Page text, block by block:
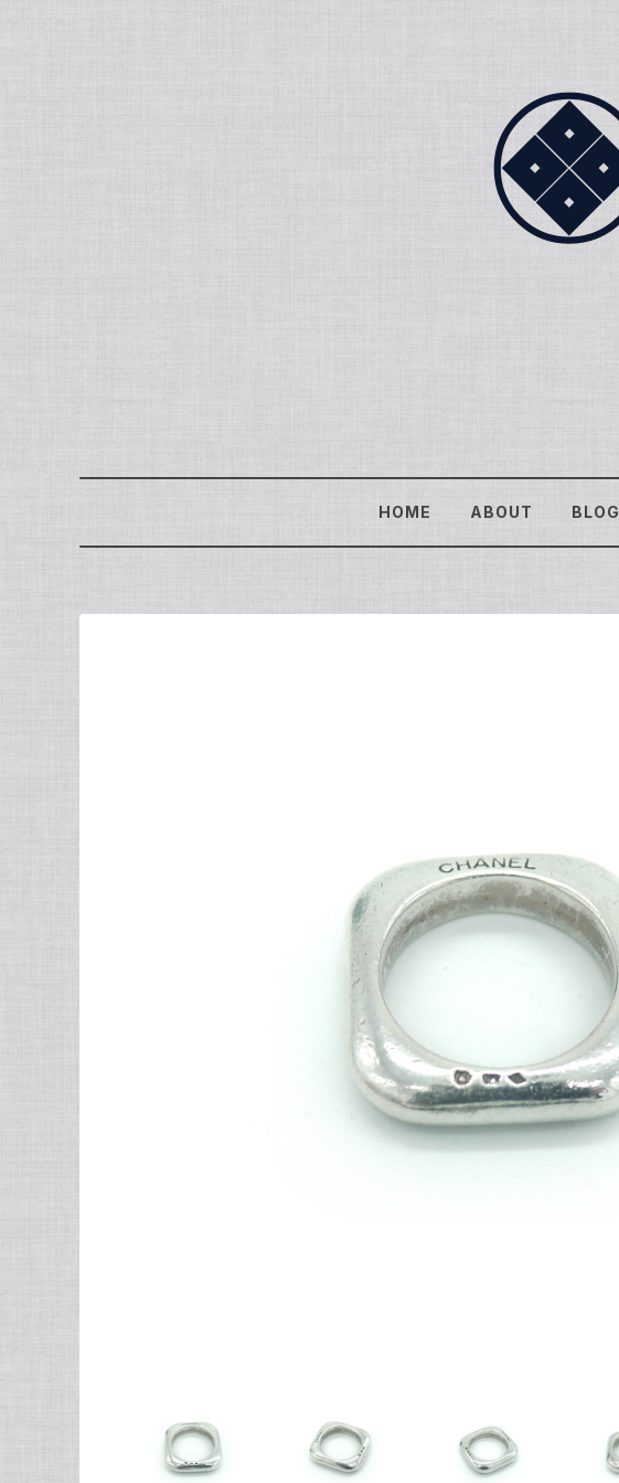
HOME ABOUT BLOG